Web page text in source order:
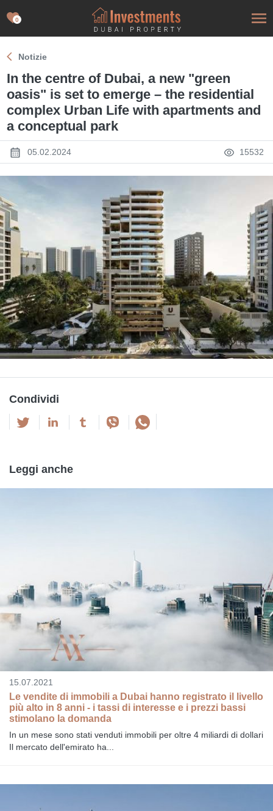
0
Notizie
In the centre of Dubai, a new "green
oasis" is set to emerge – the residential
complex Urban Life with apartments and
a conceptual park
05.02.2024 15532
Condividi
Leggi anche
15.07.2021
Le vendite di immobili a Dubai hanno registrato il livello
più alto in 8 anni - i tassi di interesse e i prezzi bassi
stimolano la domanda
In un mese sono stati venduti immobili per oltre 4 miliardi di dollari
Il mercato dell'emirato ha...